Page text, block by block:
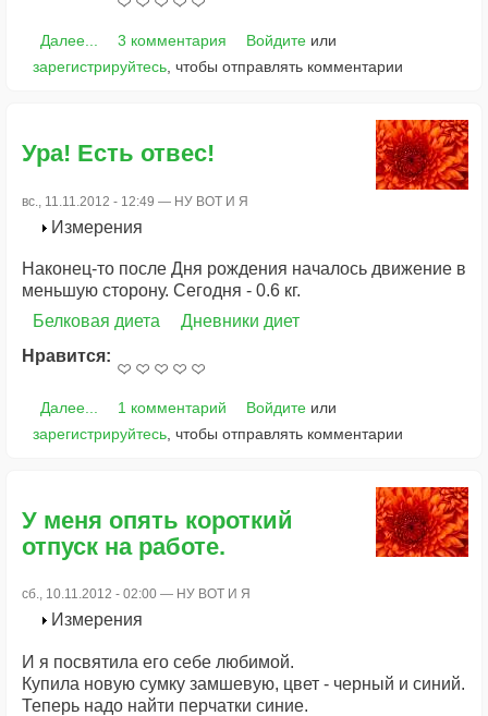
Далее... 3 комментария Войдитеили
зарегистрируйтесь, чтобы отправлять комментарии
Ура! Есть отвес!
вс., 11.11.2012 - 12:49 — НУ ВОТ И Я
Измерения
Наконец-то после Дня рождения началось движение в
меньшую сторону. Сегодня - 0.6 кг.
Белковая диета
Дневники диет
Нравится:
Далее... 1 комментарий Войдитеили
зарегистрируйтесь , чтобы отправлять комментарии
У меня опять короткий
отпуск на работе.
сб., 10.11.2012 - 02:00 — НУ ВОТ И Я
Измерения
И я посвятила его себе любимой.
Купила новую сумку замшевую, цвет - черный и синий.
Теперь надо найти перчатки синие.